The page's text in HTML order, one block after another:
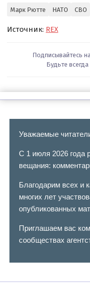
Марк Рютте НАТО СВО
Источник: REX
Подписывайтесь
Будьте
Уважаемые
С 1 июля 2026 года
вещания:
Благодарим всех и
многих лет
опубликованных
Приглашаем вас
сообществах